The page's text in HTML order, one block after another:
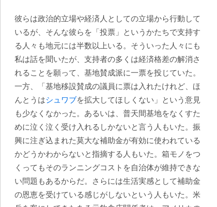
彼らは政治的立場や経済人としての立場から行動して
いるが、そんな彼らを「投票」というかたちで支持す
る人々も地元には半数以上いる。そういった人々にも
私は話を聞いたが、支持者の多くは経済格差の解消さ
れることを願って、基地賛成派に一票を投じていた。
一方、「基地移設賛成の議員に票は入れたけれど、ほ
んとうはシュワブを拡大してほしくない」という意見
も少なくなかった。あるいは、普天間基地をなくすた
めに泣く泣く受け入れるしかないと言う人もいた。振
興に注ぎ込まれた莫大な補助金が有効に使われている
かどうかわからないと指摘する人もいた。箱モノをつ
くってもそのランニングコストを自治体が維持できな
い問題もあるからだ。さらには生活実感として補助金
の恩恵を受けている感じがしないという人もいた。米